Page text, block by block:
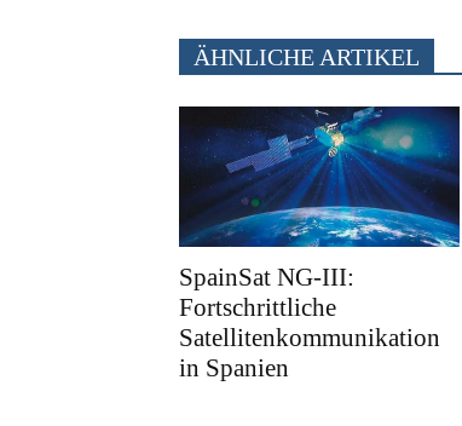
ÄHNLICHE ARTIKEL
SpainSat NG-III:
Fortschrittliche
Satellitenkommunikation
in Spanien